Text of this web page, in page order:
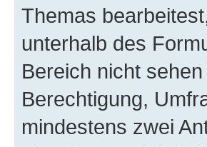
Themas
unterhalb des
Bereich nicht
Berechtigung,
mindestens zwei